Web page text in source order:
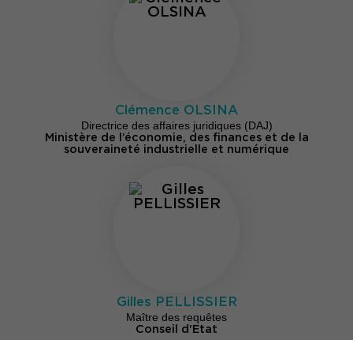
Clémence OLSINA
Directrice des affaires juridiques (DAJ)
Ministère de l’économie, des finances et de la
souveraineté industrielle et numérique
Gilles PELLISSIER
Maître des requêtes
Conseil d'Etat